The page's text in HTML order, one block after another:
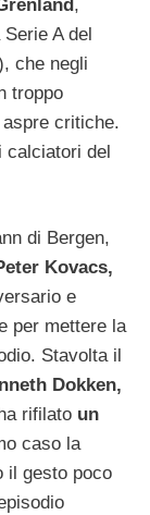
,
A del
che negli
troppo
critiche.
calciatori del
di Bergen,
Kovacs,
e
per mettere la
Stavolta il
Dokken,
rifilato un
caso la
il gesto poco